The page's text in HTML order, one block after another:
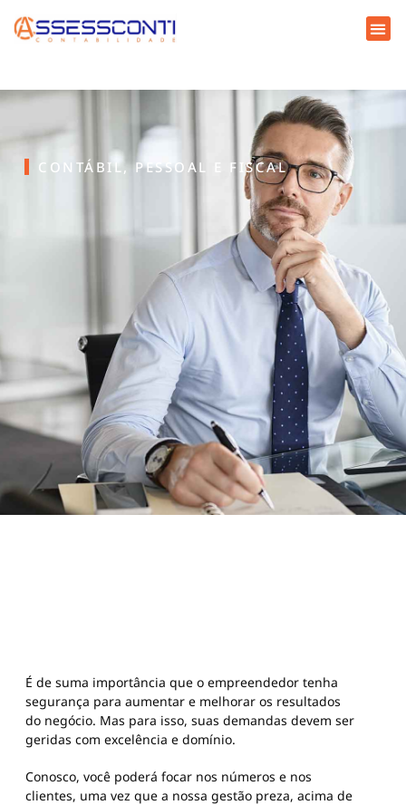
CONTÁBIL, PESSOAL E FISCAL
É de suma importância que o empreendedor tenha
segurança para aumentar e melhorar os resultados
do negócio. Mas para isso, suas demandas devem ser
geridas com excelência e domínio.
Conosco, você poderá focar nos números e nos
clientes, uma vez que a nossa gestão preza, acima de